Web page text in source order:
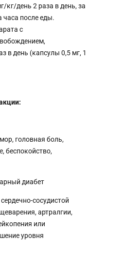
кг/день 2 раза в день, за
часа после еды.
с
в день (капсулы 0,5 мг, 1
головная боль,
беспокойство,
диабет
сосудистой
артралгии,
или
уровня